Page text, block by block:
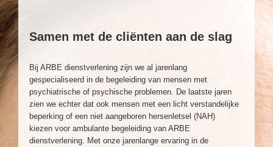
Samen met de cliënten aan de slag
Bij ARBE dienstverlening zijn we al jarenlang
gespecialiseerd in de begeleiding van mensen met
psychiatrische of psychische problemen. De laatste jaren
zien we echter dat ook mensen met een licht verstandelijke
beperking of een niet aangeboren hersenletsel (NAH)
kiezen voor ambulante begeleiding van ARBE
dienstverlening. Met onze jarenlange ervaring in de